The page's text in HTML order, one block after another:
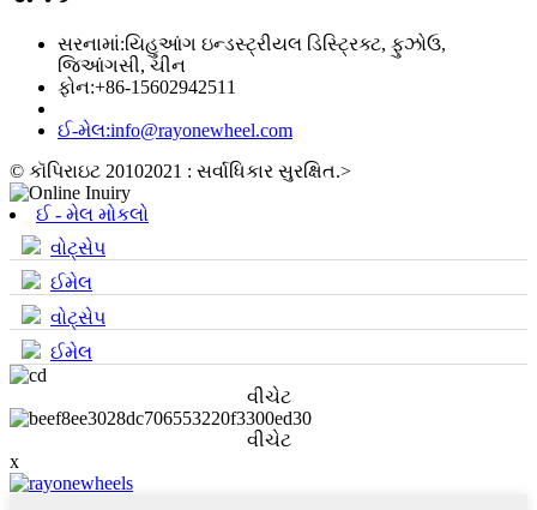
સરનામાં:યિહુઆંગ ઇન્ડસ્ટ્રીયલ ડિસ્ટ્રિક્ટ, ફુઝોઉ,
જિઆંગસી, ચીન
ફોન:+86-15602942511
ઈ-મેલ:info@rayonewheel.com
© કૉપિરાઇટ 20102021 : સર્વાધિકાર સુરક્ષિત.>
ઈ - મેલ મોકલો
વોટ્સેપ
ઈમેલ
વોટ્સેપ
ઈમેલ
વીચેટ
વીચેટ
x